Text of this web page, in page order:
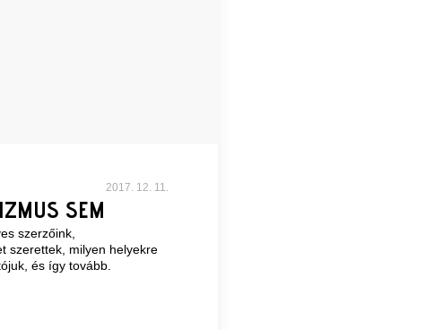
2017. 12. 11.
SEM
szerzőink,
szerettek, milyen helyekre
és így tovább.